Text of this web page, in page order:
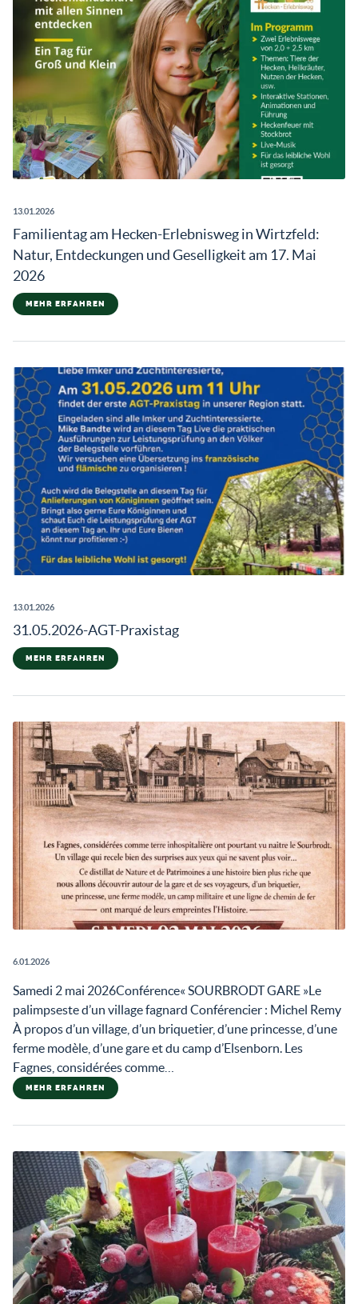
13.01.2026
Familientag am Hecken-Erlebnisweg in Wirtzfeld:
Natur, Entdeckungen und Geselligkeit am 17. Mai
2026
MEHR ERFAHREN
13.01.2026
31.05.2026-AGT-Praxistag
MEHR ERFAHREN
6.01.2026
Samedi 2 mai 2026Conférence« SOURBRODT GARE »Le
palimpseste d’un village fagnard Conférencier : Michel Remy
À propos d’un village, d’un briquetier, d’une princesse, d’une
ferme modèle, d’une gare et du camp d’Elsenborn. Les
Fagnes, considérées comme…
MEHR ERFAHREN